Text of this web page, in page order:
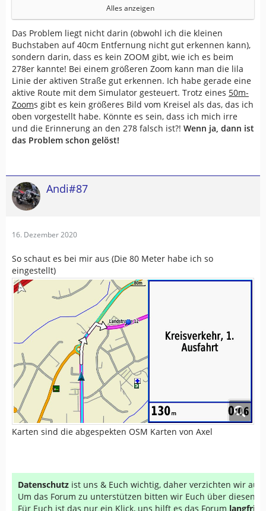
Da wir ja schon mal auf einer anderen Ebene darüber
gesprochenhatten, hier halt nochmal die Frage, warum
der auf Deinem o. a. Bild auf dem 276Cx rechtzeitig (?)
eingeblendete Hinweis "Kreisverkehr 4. Ausfahrt" Dir für
ein sicheres Ein - bzw. Rausfahren aus dem selbigen
nicht ausreicht?
Gruß
Alles anzeigen
Das Problem liegt nicht darin (obwohl ich die kleinen
Buchstaben auf 40cm Entfernung nicht gut erkennen kann),
sondern darin, dass es kein ZOOM gibt, wie ich es beim
278er kannte! Bei einem größeren Zoom kann man die lila
Linie der aktiven Straße gut erkennen. Ich habe gerade eine
aktive Route mit dem Simulator gesteuert. Trotz eines 50m-
Zooms gibt es kein größeres Bild vom Kreisel als das, das ich
oben vorgestellt habe. Könnte es sein, dass ich mich irre
und die Erinnerung an den 278 falsch ist?! Wenn ja, dann ist
das Problem schon gelöst!
Andi#87
16. Dezember 2020
So schaut es bei mir aus (Die 80 Meter habe ich so
eingestellt)
Karten sind die abgespekten OSM Karten von Axel
Datenschutz ist uns & Euch wichtig, daher verzichten wir auf
Um das Forum zu unterstützen bitten wir Euch über diesen
Für Euch ist das nur ein Klick, uns hilft es das Forum